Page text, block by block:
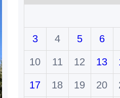
3 4 5 6
10 11 12 13
17 18 19 20